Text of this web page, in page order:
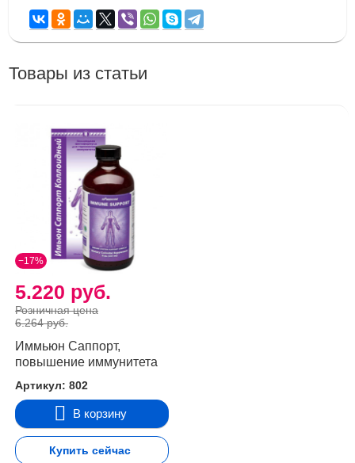
Товары из статьи
−17%
5.220 руб.
Розничная цена
6.264 руб.
Иммьюн Саппорт,
повышение иммунитета
Артикул: 802
В корзину
Купить сейчас